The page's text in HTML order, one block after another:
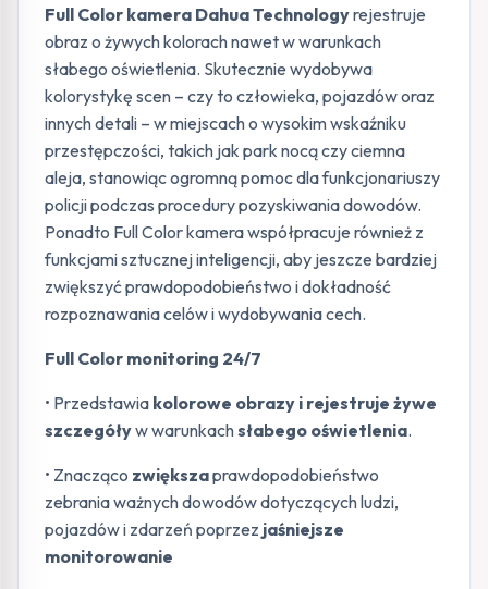
Full Color kamera Dahua Technologyrejestruje
obraz o żywych kolorach nawet w warunkach
słabego oświetlenia. Skutecznie wydobywa
kolorystykę scen – czy to człowieka, pojazdów oraz
innych detali – w miejscach o wysokim wskaźniku
przestępczości, takich jak park nocą czy ciemna
aleja, stanowiąc ogromną pomoc dla funkcjonariuszy
policji podczas procedury pozyskiwania dowodów.
Ponadto Full Color kamera współpracuje również z
funkcjami sztucznej inteligencji, aby jeszcze bardziej
zwiększyć prawdopodobieństwo i dokładność
rozpoznawania celów i wydobywania cech.
Full Color monitoring 24/7
• Przedstawia kolorowe obrazy i rejestruje żywe
szczegóływ warunkachsłabego oświetlenia.
• Znacząco zwiększaprawdopodobieństwo
zebrania ważnych dowodów dotyczących ludzi,
pojazdów i zdarzeń poprzez jaśniejsze
monitorowanie